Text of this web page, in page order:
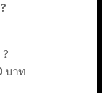
บาท